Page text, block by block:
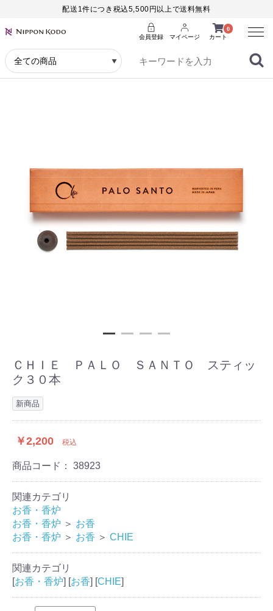
配送1件につき税込5,500円以上で送料無料
0
カート
会員登録 マイページ
Menu
ＣＨＩＥ ＰＡＬＯ ＳＡＮＴＯ スティッ
ク３０本
新商品
￥2,200 税込
商品コード： 38923
関連カテゴリ
お香・香炉
お香・香炉 ＞ お香
お香・香炉 ＞ お香 ＞ CHIE
関連カテゴリ
[お香・香炉] [お香] [CHIE]